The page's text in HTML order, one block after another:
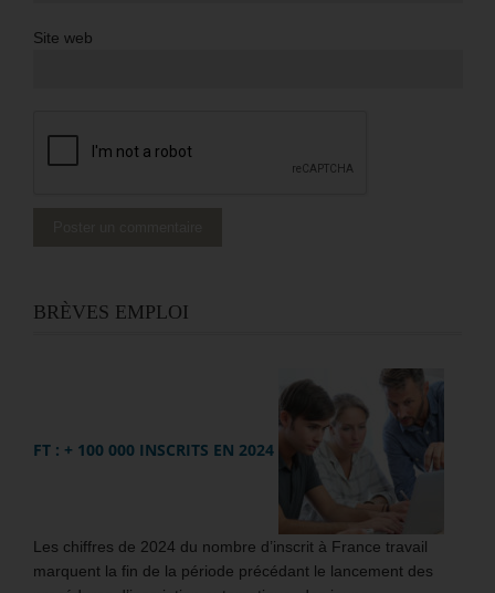
Site web
BRÈVES EMPLOI
FT : + 100 000 INSCRITS EN 2024
Les chiffres de 2024 du nombre d’inscrit à France travail
marquent la fin de la période précédant le lancement des